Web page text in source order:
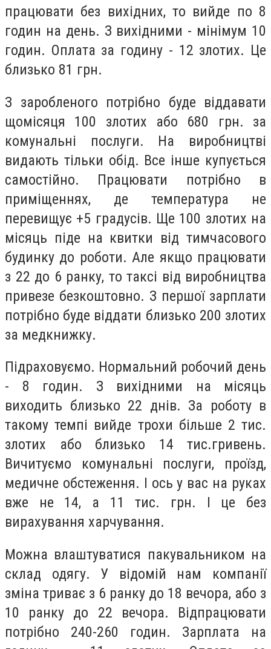
працювати без вихідних, то вийде по 8
годин на день. З вихідними - мінімум 10
годин. Оплата за годину - 12 злотих. Це
близько 81 грн.
З заробленого потрібно буде віддавати
щомісяця 100 злотих або 680 грн. за
комунальні послуги. На виробництві
видають тільки обід. Все інше купується
самостійно. Працювати потрібно в
приміщеннях, де температура не
перевищує +5 градусів. Ще 100 злотих на
місяць піде на квитки від тимчасового
будинку до роботи. Але якщо працювати
з 22 до 6 ранку, то таксі від виробництва
привезе безкоштовно. З першої зарплати
потрібно буде віддати близько 200 злотих
за медкнижку.
Підраховуємо. Нормальний робочий день
- 8 годин. З вихідними на місяць
виходить близько 22 днів. За роботу в
такому темпі вийде трохи більше 2 тис.
злотих або близько 14 тис.гривень.
Вичитуємо комунальні послуги, проїзд,
медичне обстеження. І ось у вас на руках
вже не 14, а 11 тис. грн. І це без
вирахування харчування.
Можна влаштуватися пакувальником на
склад одягу. У відомій нам компанії
зміна триває з 6 ранку до 18 вечора, або з
10 ранку до 22 вечора. Відпрацювати
потрібно 240-260 годин. Зарплата на